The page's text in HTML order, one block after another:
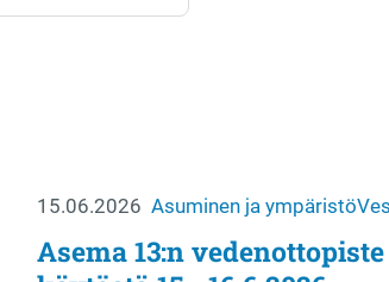
15.06.2026 Asuminen ja ympäristö
Asema 13:n